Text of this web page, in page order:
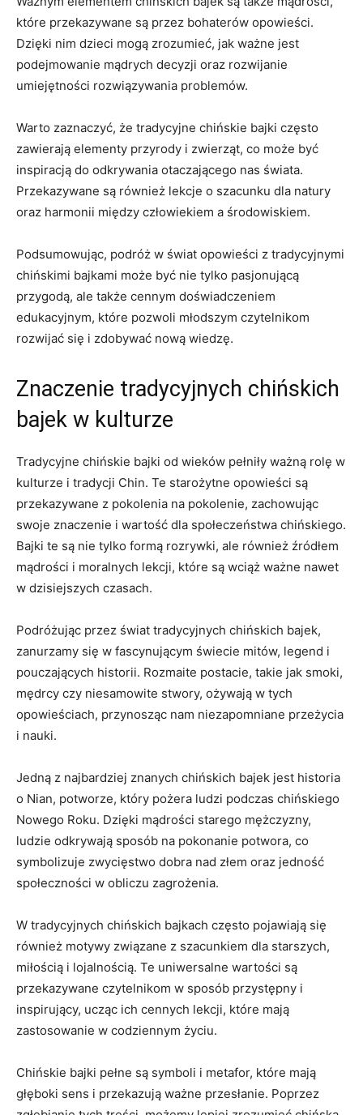
które przekazywane są przez bohaterów opowieści.
Dzięki nim dzieci mogą ‌zrozumieć, jak ważne jest
podejmowanie mądrych decyzji oraz rozwijanie
umiejętności rozwiązywania⁣ problemów.
Warto zaznaczyć, że tradycyjne chińskie bajki często
zawierają elementy przyrody i zwierząt, co może być
inspiracją ‌do odkrywania otaczającego nas świata.
Przekazywane są również lekcje o szacunku dla natury
oraz harmonii między człowiekiem ⁢a środowiskiem.
Podsumowując, podróż ​w świat opowieści z tradycyjnymi
chińskimi ‍bajkami może być nie tylko pasjonującą
przygodą, ale także cennym doświadczeniem
edukacyjnym, które pozwoli młodszym czytelnikom
rozwijać się i‍ zdobywać nową wiedzę.
Znaczenie⁤ tradycyjnych chińskich⁤
bajek w kulturze
Tradycyjne chińskie bajki‌ od wieków pełniły ważną rolę w
‍kulturze i tradycji Chin. Te starożytne opowieści są
przekazywane z pokolenia na pokolenie, zachowując
swoje ‍znaczenie i wartość ‍dla społeczeństwa‍ chińskiego.
Bajki te są nie tylko formą rozrywki, ale również źródłem
mądrości i moralnych lekcji, które są wciąż ważne nawet
w dzisiejszych czasach.
Podróżując przez świat tradycyjnych chińskich bajek,
zanurzamy się w fascynującym świecie mitów, legend i
pouczających historii. Rozmaite postacie, takie jak smoki,
mędrcy czy niesamowite stwory, ożywają w tych⁢
opowieściach,⁤ przynosząc nam‌ niezapomniane przeżycia
i nauki.
Jedną z najbardziej znanych chińskich bajek jest historia
o Nian, ‍potworze, który pożera ludzi podczas chińskiego
Nowego⁤ Roku. Dzięki mądrości starego mężczyzny,
ludzie odkrywają sposób na pokonanie potwora, co
symbolizuje zwycięstwo dobra nad złem oraz jedność
społeczności w‍ obliczu zagrożenia.
W tradycyjnych chińskich bajkach często pojawiają się
również motywy związane z szacunkiem dla starszych,
miłością⁣ i lojalnością. Te uniwersalne⁤ wartości są
przekazywane czytelnikom w sposób ⁤przystępny i
inspirujący, ucząc ich cennych lekcji, ⁢które mają‌
zastosowanie w codziennym‌ życiu.
Chińskie bajki pełne ‌są symboli i metafor, które mają‌
głęboki sens i przekazują ważne⁣ przesłanie. Poprzez